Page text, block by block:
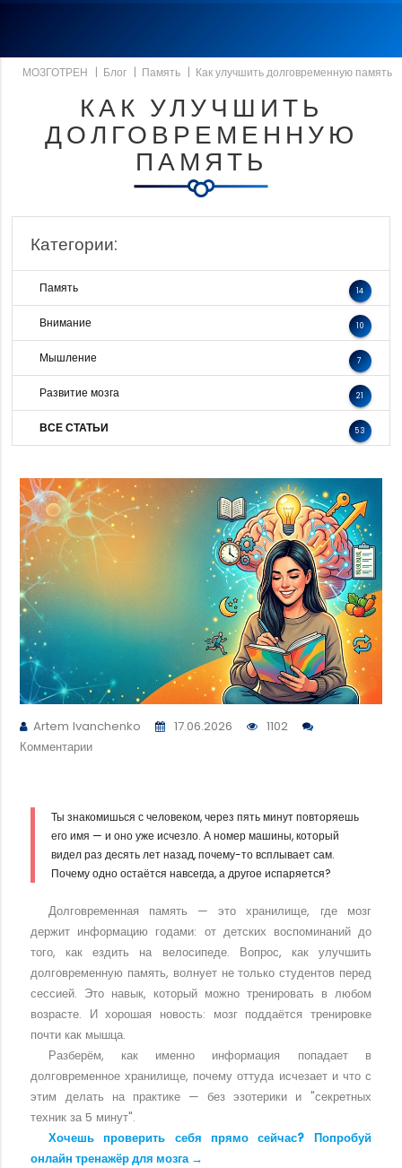
КАК УЛУЧШИТЬ
ДОЛГОВРЕМЕННУЮ
ПАМЯТЬ
МОЗГОТРЕН | Блог | Память | Как улучшить долговременную память
Категории:
Память 14
Внимание 10
Мышление 7
Развитие мозга 21
ВСЕ СТАТЬИ 53
Artem Ivanchenko 17.06.2026
1102
Комментарии
Ты знакомишься с человеком, через пять минут повторяешь
его имя — и оно уже исчезло. А номер машины, который
видел раз десять лет назад, почему-то всплывает сам.
Почему одно остаётся навсегда, а другое испаряется?
Долговременная память — это хранилище, где мозг
держит информацию годами: от детских воспоминаний до
того, как ездить на велосипеде. Вопрос, как улучшить
долговременную память, волнует не только студентов перед
сессией. Это навык, который можно тренировать в любом
возрасте. И хорошая новость: мозг поддаётся тренировке
почти как мышца.
Разберём, как именно информация попадает в
долговременное хранилище, почему оттуда исчезает и что с
этим делать на практике — без эзотерики и "секретных
техник за 5 минут".
Хочешь проверить себя прямо сейчас? Попробуй
онлайн тренажёр для мозга →